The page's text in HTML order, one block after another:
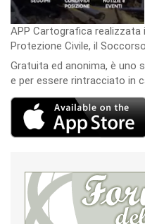
APP Cartografica realizzata
Protezione Civile, il
Gratuita ed anonima, è uno
e per essere rintracciato in